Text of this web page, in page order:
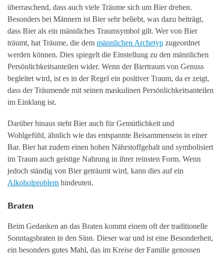
überraschend, dass auch viele Träume sich um Bier drehen.
Besonders bei Männern ist Bier sehr beliebt, was dazu beiträgt,
dass Bier als ein männliches Traumsymbol gilt. Wer von Bier
träumt, hat Träume, die dem männlichen Archetyp zugeordnet
werden können. Dies spiegelt die Einstellung zu den männlichen
Persönlichkeitsanteilen wider. Wenn der Biertraum von Genuss
begleitet wird, ist es in der Regel ein positiver Traum, da er zeigt,
dass der Träumende mit seinen maskulinen Persönlichkeitsanteilen
im Einklang ist.
Darüber hinaus steht Bier auch für Gemütlichkeit und
Wohlgefühl, ähnlich wie das entspannte Beisammensein in einer
Bar. Bier hat zudem einen hohen Nährstoffgehalt und symbolisiert
im Traum auch geistige Nahrung in ihrer reinsten Form. Wenn
jedoch ständig von Bier geträumt wird, kann dies auf ein
Alkoholproblem hindeuten.
Braten
Beim Gedanken an das Braten kommt einem oft der traditionelle
Sonntagsbraten in den Sinn. Dieser war und ist eine Besonderheit,
ein besonders gutes Mahl, das im Kreise der Familie genossen